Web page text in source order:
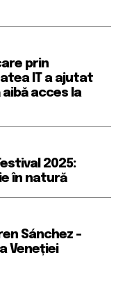
prin
IT a ajutat
acces la
2025:
în natură
Sánchez –
Veneției